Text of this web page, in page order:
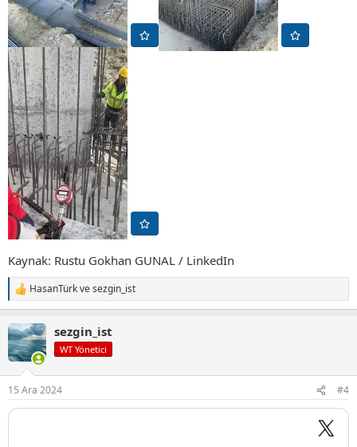
Kaynak: Rustu Gokhan GUNAL / LinkedIn
T
e
k
i
l
r
:
HasanTürkvesezgin_ist
sezgin_ist
WT Yönetici
15 Ara 2024 #4